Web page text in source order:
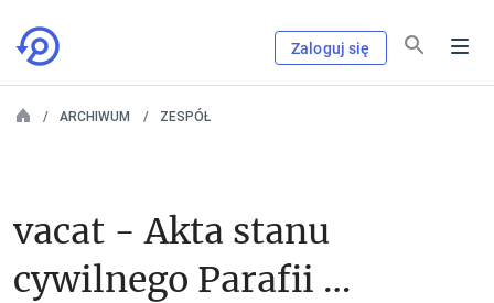
Zaloguj się
ARCHIWUM ZESPÓŁ
vacat - Akta stanu
cywilnego Parafii